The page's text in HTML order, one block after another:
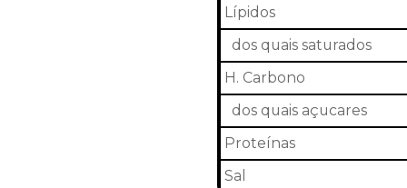
Lípidos
dos quais saturados
H. Carbono
dos quais açucares
Proteínas
Sal